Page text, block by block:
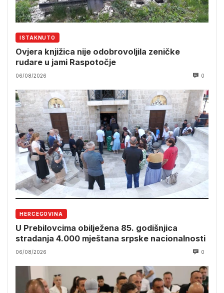
ISTAKNUTO
Ovjera knjižica nije odobrovoljila zeničke
rudare u jami Raspotočje
06/08/2026 0
HERCEGOVINA
U Prebilovcima obilježena 85. godišnjica
stradanja 4.000 mještana srpske nacionalnosti
06/08/2026 0